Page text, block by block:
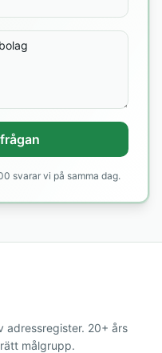
svarar vi på samma dag.
adressregister. 20+ års
målgrupp.